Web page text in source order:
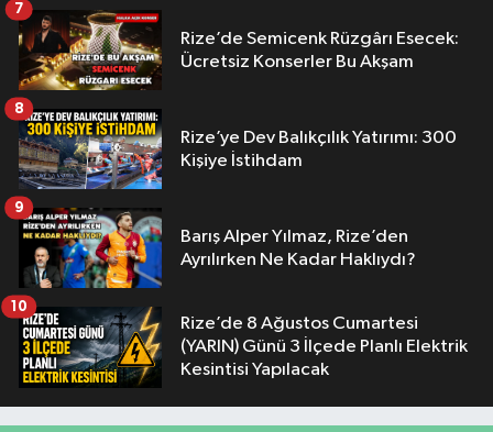
Rize’de Semicenk Rüzgârı Esecek:
Ücretsiz Konserler Bu Akşam
7
Rize’ye Dev Balıkçılık Yatırımı: 300
Kişiye İstihdam
8
Barış Alper Yılmaz, Rize’den
Ayrılırken Ne Kadar Haklıydı?
9
Rize’de 8 Ağustos Cumartesi
(YARIN) Günü 3 İlçede Planlı Elektrik
Kesintisi Yapılacak
10